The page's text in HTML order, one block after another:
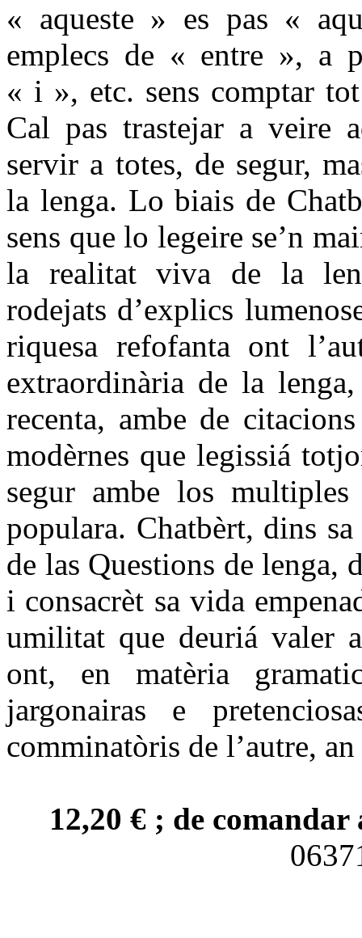
« aqueste » es pas «
emplecs de « entre », a
« i », etc. sens comptar
Cal pas trastejar a veire
servir a totes, de segur,
la lenga. Lo biais de
sens que lo legeire se’n
la realitat viva de la
rodejats d’explics
riquesa refofanta ont
extraordinària de la
recenta, ambe de
modèrnes que legissiá
segur ambe los
populara. Chatbèrt, dins
de las Questions de lenga,
i consacrèt sa vida
umilitat que deuriá valer
ont, en matèria
jargonairas e
comminatòris de l’autre,
12,20 € ; de comandar